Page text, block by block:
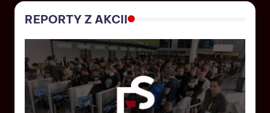
REPORTY Z AKCII